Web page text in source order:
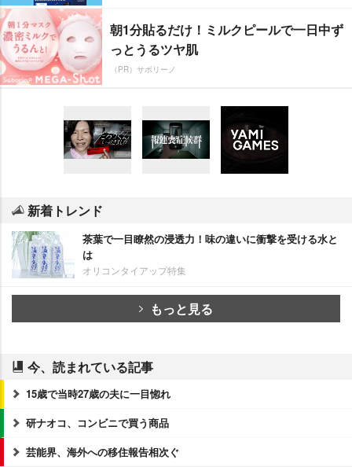
朝1分貼るだけ！ミルクピールで一日中ず
っとうるツヤ肌
（PR）サボリーノ
新着トレンド
茶葉で一目瞭然の浸透力！味の違いに衝撃を受ける水と
は
オリコンタイアップ特集
もっと見る
今、読まれている記事
15歳で当時27歳の夫に一目惚れ
研ナオコ、コンビニで買う商品
芸能界、海外への移住報告相次ぐ